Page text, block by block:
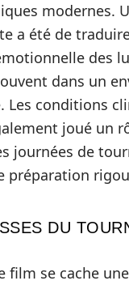
modernes.
a été de
des
dans un
Les conditions
joué un
journées de
préparation
DU
film se cache